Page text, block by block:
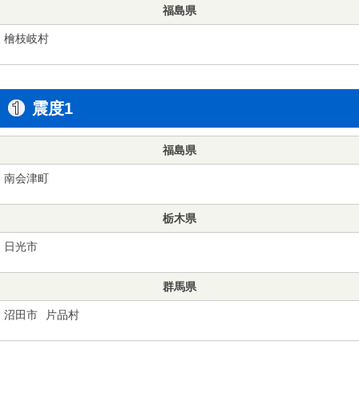
福島県
檜枝岐村
震度1
福島県
南会津町
栃木県
日光市
群馬県
沼田市 片品村